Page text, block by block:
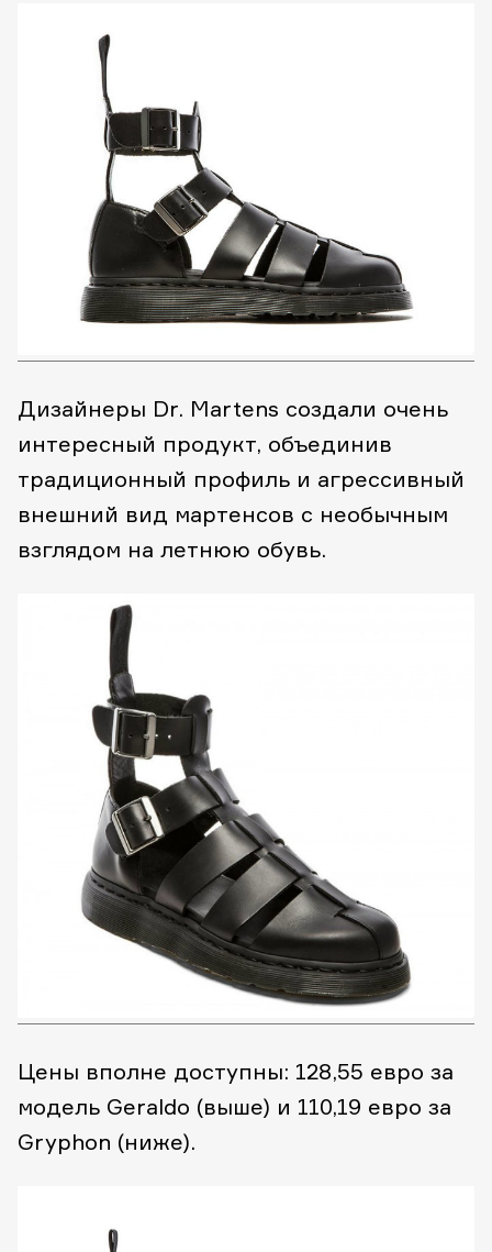
Дизайнеры Dr. Martens создали очень
интересный продукт, объединив
традиционный профиль и агрессивный
внешний вид мартенсов с необычным
взглядом на летнюю обувь.
Цены вполне доступны: 128,55 евро за
модель Geraldo (выше) и 110,19 евро за
Gryphon (ниже).